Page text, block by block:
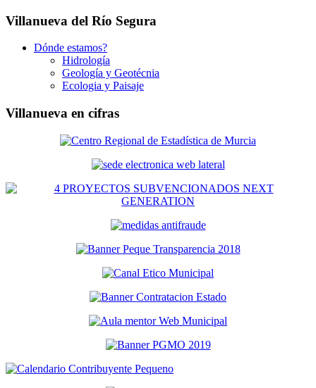
Villanueva del Río Segura
Dónde estamos?
Hidrología
Geología y Geotécnia
Ecologia y Paisaje
Villanueva en cifras